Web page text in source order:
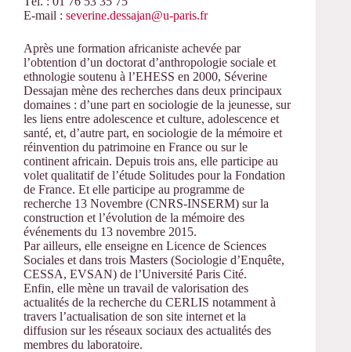
E-mail : severine.dessajan@u-paris.fr
Après une formation africaniste achevée par
l’obtention d’un doctorat d’anthropologie sociale et
ethnologie soutenu à l’EHESS en 2000, Séverine
Dessajan mène des recherches dans deux principaux
domaines : d’une part en sociologie de la jeunesse, sur
les liens entre adolescence et culture, adolescence et
santé, et, d’autre part, en sociologie de la mémoire et
réinvention du patrimoine en France ou sur le
continent africain. Depuis trois ans, elle participe au
volet qualitatif de l’étude Solitudes pour la Fondation
de France. Et elle participe au programme de
recherche 13 Novembre (CNRS-INSERM) sur la
construction et l’évolution de la mémoire des
événements du 13 novembre 2015.
Par ailleurs, elle enseigne en Licence de Sciences
Sociales et dans trois Masters (Sociologie d’Enquête,
CESSA, EVSAN) de l’Université Paris Cité.
Enfin, elle mène un travail de valorisation des
actualités de la recherche du CERLIS notamment à
travers l’actualisation de son site internet et la
diffusion sur les réseaux sociaux des actualités des
membres du laboratoire.